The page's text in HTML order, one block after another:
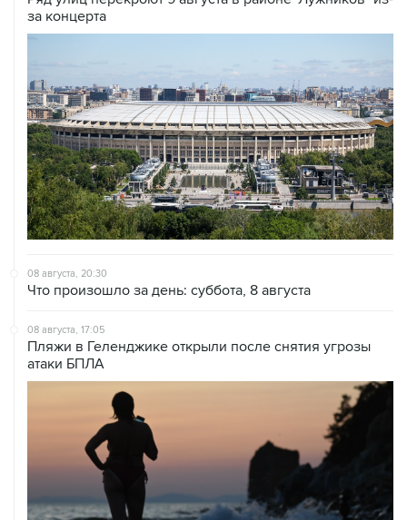
за концерта
08 августа, 20:30
Что произошло за день: суббота, 8 августа
08 августа, 17:05
Пляжи в Геленджике открыли после снятия угрозы
атаки БПЛА